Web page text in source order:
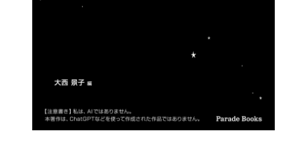
趣味・カルチャー
論文・学術書・参考書
絵本・児童書